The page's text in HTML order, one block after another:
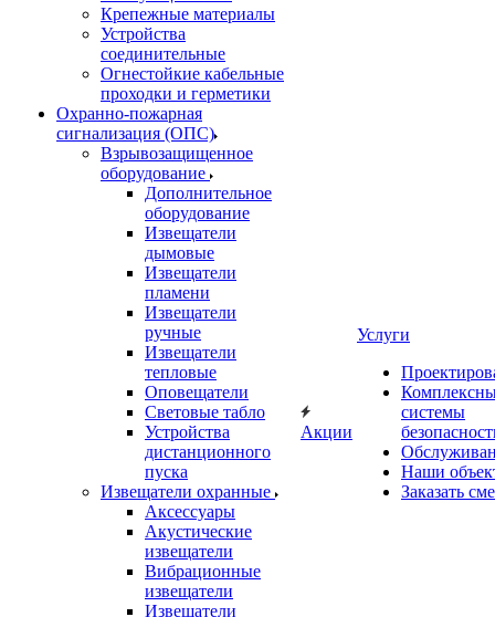
Крепежные материалы
Устройства
соединительные
Огнестойкие кабельные
проходки и герметики
Охранно-пожарная
сигнализация (ОПС)
Взрывозащищенное
оборудование
Дополнительное
оборудование
Извещатели
дымовые
Извещатели
пламени
Извещатели
ручные
Извещатели
тепловые
Оповещатели
Световые табло
Устройства
дистанционного
пуска
Извещатели охранные
Аксессуары
Акустические
извещатели
Вибрационные
извещатели
Извещатели
Акции
Услуги
системы
Наши
Заказать